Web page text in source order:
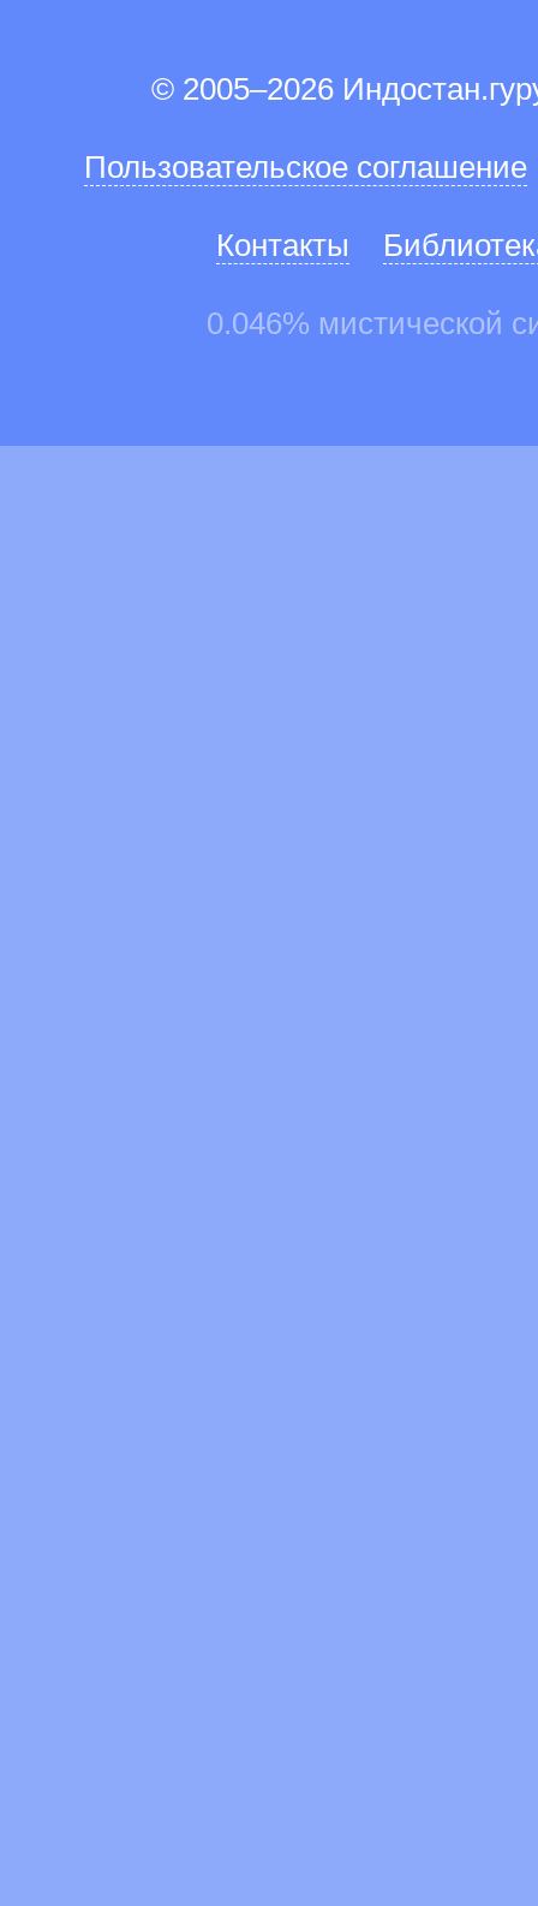
© 2005–2026
Пользовательское соглашение
Контакты
0.046% мистической